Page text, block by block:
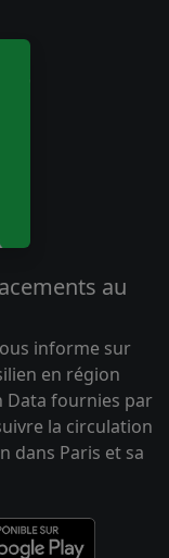
au
informe sur
en région
Data fournies par
la circulation
dans Paris et sa